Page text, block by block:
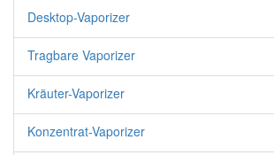
Desktop-Vaporizer
Tragbare Vaporizer
Kräuter-Vaporizer
Konzentrat-Vaporizer